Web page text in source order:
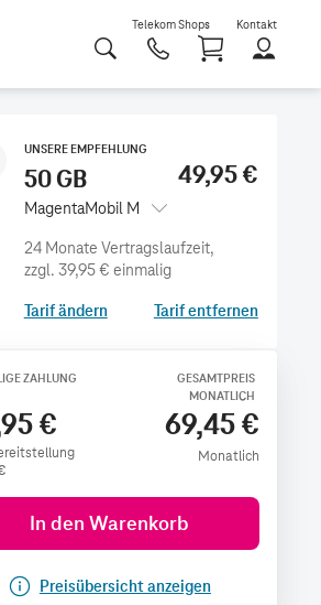
Telekom Shops Kontakt
UNSERE EMPFEHLUNG
50 GB
MagentaMobil M
49,95 €
zzgl. 39,95 € einmalig
Tarif ändern Tarif entfernen
ZAHLUNG
€
GESAMTPREIS
MONATLICH
69,45 €
Monatlich
In den Warenkorb
Preisübersicht anzeigen